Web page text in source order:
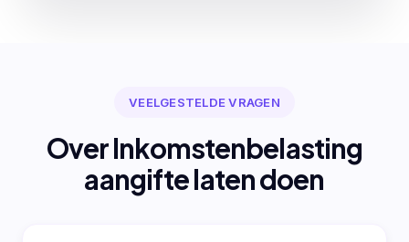
VEELGESTELDE VRAGEN
Over Inkomstenbelasting
aangifte laten doen